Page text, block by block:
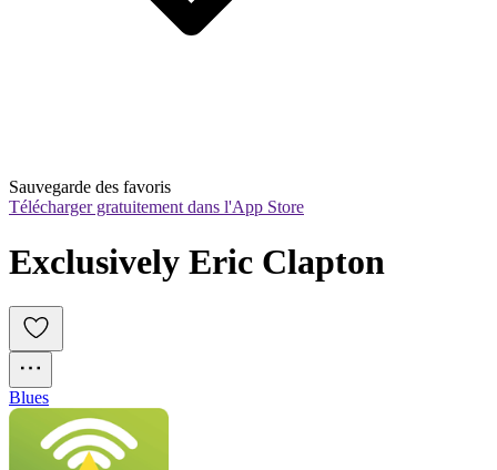
Sauvegarde des favoris
Télécharger gratuitement dans l'App Store
Exclusively Eric Clapton
Blues